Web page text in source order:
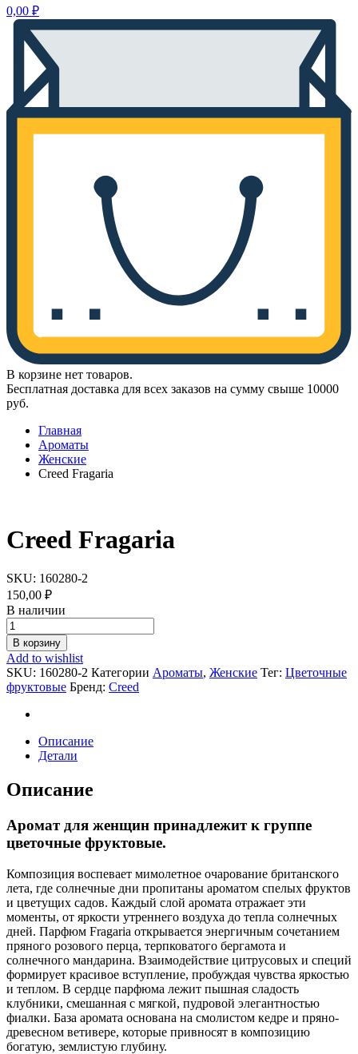
0,00 ₽
В корзине нет товаров.
Бесплатная доставка для всех заказов на сумму свыше 10000
руб.
Главная
Ароматы
Женские
Creed Fragaria
Creed Fragaria
SKU: 160280-2
150,00 ₽
В наличии
Creed
Fragaria
quantity
В корзину
Add to wishlist
SKU: 160280-2 Категории Ароматы, Женские Тег: Цветочные
фруктовые Бренд: Creed
Описание
Детали
Описание
Аромат для женщин принадлежит к группе
цветочные фруктовые.
Композиция воспевает мимолетное очарование британского
лета, где солнечные дни пропитаны ароматом спелых фруктов
и цветущих садов. Каждый слой аромата отражает эти
моменты, от яркости утреннего воздуха до тепла солнечных
дней. Парфюм Fragaria открывается энергичным сочетанием
пряного розового перца, терпковатого бергамота и
солнечного мандарина. Взаимодействие цитрусовых и специй
формирует красивое вступление, пробуждая чувства яркостью
и теплом. В сердце парфюма лежит пышная сладость
клубники, смешанная с мягкой, пудровой элегантностью
фиалки. База аромата основана на смолистом кедре и пряно-
древесном ветивере, которые привносят в композицию
богатую, землистую глубину.